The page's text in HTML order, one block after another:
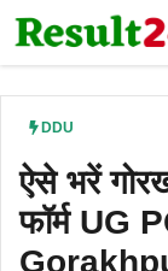
Skip
to
DDU
ऐसे भरें
फॉर्म UG